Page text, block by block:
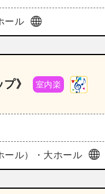
ール
》 室内楽
ール）・大ホール